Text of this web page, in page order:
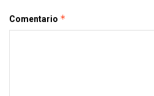
Comentario *